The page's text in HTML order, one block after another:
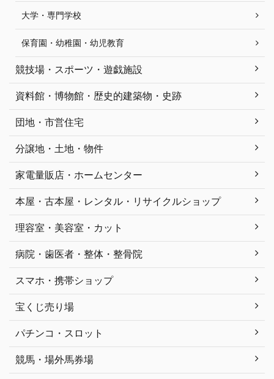
大学・専門学校
保育園・幼稚園・幼児教育
競技場・スポーツ・遊戯施設
資料館・博物館・歴史的建築物・史跡
団地・市営住宅
分譲地・土地・物件
家電量販店・ホームセンター
本屋・古本屋・レンタル・リサイクルショップ
理容室・美容室・カット
病院・歯医者・整体・整骨院
スマホ・携帯ショップ
宝くじ売り場
パチンコ・スロット
競馬・場外馬券場